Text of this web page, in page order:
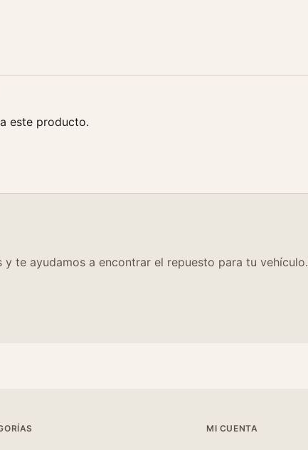
este producto.
te ayudamos a encontrar el repuesto para tu vehículo.
MI CUENTA